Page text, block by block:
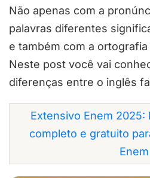
Não apenas com a
palavras diferentes
e também com a
Neste post você vai
diferenças entre o inglês
Extensivo Enem 2025:
completo e gratuito
Enem